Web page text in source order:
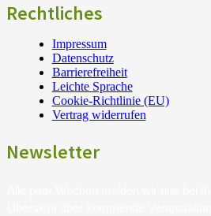
Rechtliches
Impressum
Datenschutz
Barrierefreiheit
Leichte Sprache
Cookie-Richtlinie (EU)
Vertrag widerrufen
Newsletter